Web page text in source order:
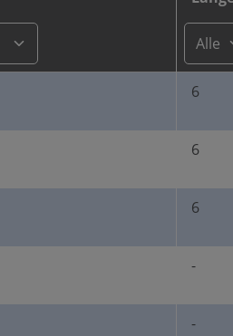
6
6
6
-
-